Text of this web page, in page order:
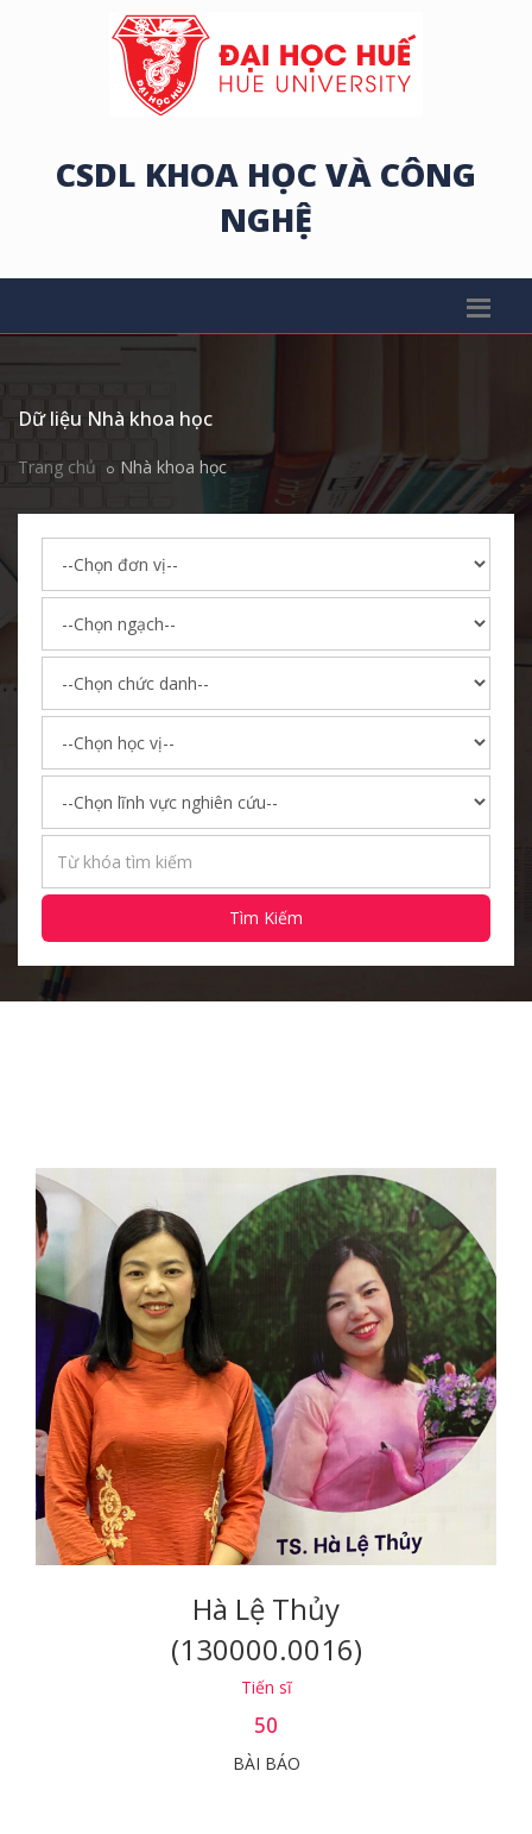
CSDL KHOA HỌC VÀ CÔNG
NGHỆ
Dữ liệu Nhà khoa học
Trang chủ Nhà khoa học
Tìm Kiếm
Hà Lệ Thủy
(130000.0016)
Tiến sĩ
50
BÀI BÁO